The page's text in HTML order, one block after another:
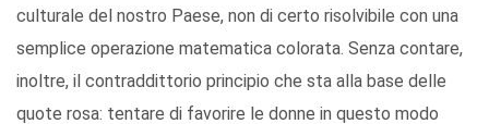
culturale del nostro Paese, non di certo risolvibile con una
semplice operazione matematica colorata. Senza contare,
inoltre, il contraddittorio principio che sta alla base delle
quote rosa: tentare di favorire le donne in questo modo